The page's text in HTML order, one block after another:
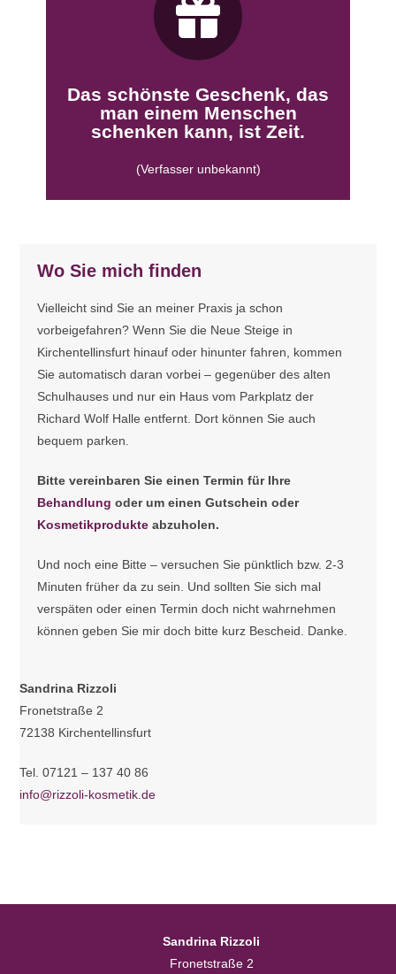
Das schönste Geschenk, das
man einem Menschen
schenken kann, ist Zeit.
(Verfasser unbekannt)
Machen Sie sich oder einem
Geschenk.
Zeit - nur für sich selbst, zum Entspannen,
Zeit - um den Alltag für einen Moment hinter sich zu
lassen und neue Kraft zu tanken.
Wo Sie mich finden
Vielleicht sind Sie an meiner Praxis ja schon
vorbeigefahren? Wenn Sie die Neue Steige in
Kirchentellinsfurt hinauf oder hinunter fahren, kommen
Sie automatisch daran vorbei – gegenüber des alten
Schulhauses und nur ein Haus vom Parkplatz der
Richard Wolf Halle entfernt. Dort können Sie auch
bequem parken.
Bitte vereinbaren Sie einen Termin für Ihre
Behandlung oder um einen Gutschein oder
Kosmetikprodukte abzuholen.
Und noch eine Bitte – versuchen Sie pünktlich bzw. 2-3
Minuten früher da zu sein. Und sollten Sie sich mal
verspäten oder einen Termin doch nicht wahrnehmen
können geben Sie mir doch bitte kurz Bescheid. Danke.
Sandrina Rizzoli
Fronetstraße 2
72138 Kirchentellinsfurt
Tel. 07121 – 137 40 86
info@rizzoli-kosmetik.de
Sandrina Rizzoli
Fronetstraße 2